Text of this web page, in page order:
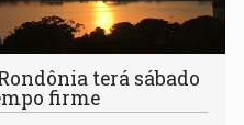
terá sábado
firme